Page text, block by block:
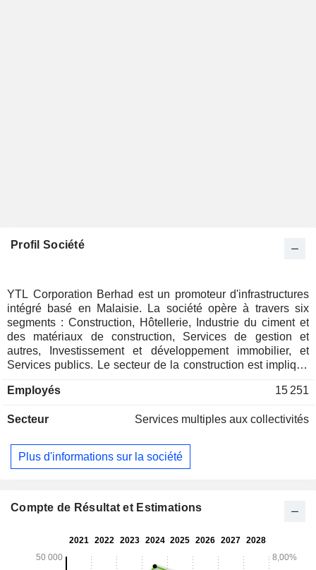
Profil Société
YTL Corporation Berhad est un promoteur d'infrastructures
intégré basé en Malaisie. La société opère à travers six
segments : Construction, Hôtellerie, Industrie du ciment et
des matériaux de construction, Services de gestion et
autres, Investissement et développement immobilier, et
Services publics. Le secteur de la construction est impliqué
ferroviaires, d'autoroutes et de centrales électriques, ainsi
de l'hôtellerie propose des services de location de chambres
réceptions et des banquets. Il est engagé dans la vente de
biens et de services tels que la nourriture et les boissons,
immobilier résidentiel sont entreprises par l'intermédiaire de
services publics comprend la production d'électricité, l'eau et
Employés 15 251
Secteur Services multiples aux collectivités
Plus d'informations sur la société
Compte de Résultat et Estimations